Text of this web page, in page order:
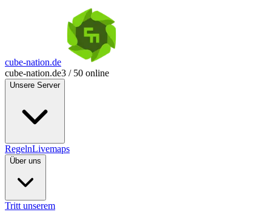
cube-nation.de
cube-nation.de3 / 50 online
Unsere Server
RegelnLivemaps
Über uns
Tritt unserem